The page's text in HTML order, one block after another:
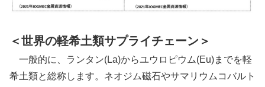
＜世界の軽希土類サプライチェーン＞
一般的に、ランタン(La)からユウロピウム(Eu)までを軽
希土類と総称します。ネオジム磁石やサマリウムコバルト